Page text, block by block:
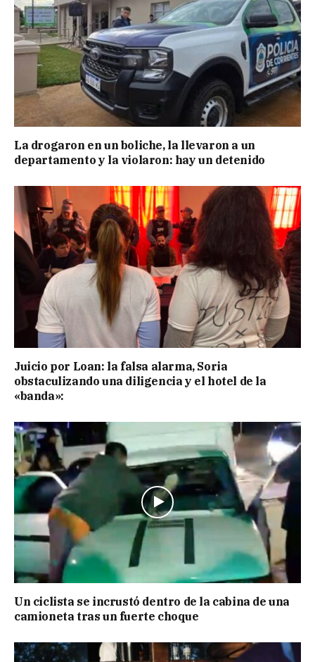
La drogaron en un boliche, la llevaron a un
departamento y la violaron: hay un detenido
Juicio por Loan: la falsa alarma, Soria
obstaculizando una diligencia y el hotel de la
«banda»:
Un ciclista se incrustó dentro de la cabina de una
camioneta tras un fuerte choque